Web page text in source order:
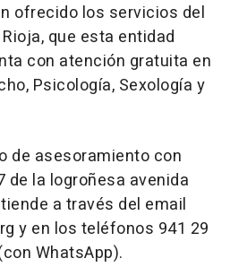
ofrecido los servicios del
que esta entidad
con atención gratuita en
Psicología, Sexología y
de asesoramiento con
de la logroñesa avenida
a través del email
y en los teléfonos 941 29
WhatsApp).